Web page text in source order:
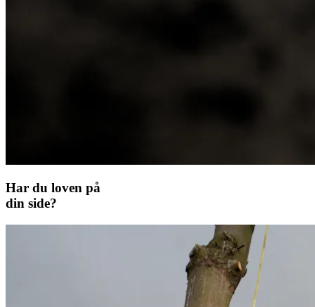
Har du loven på
din side?